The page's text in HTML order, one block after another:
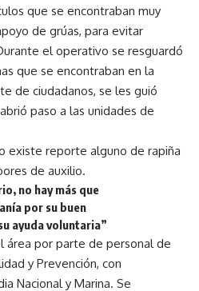
que se encontraban muy
de grúas, para evitar
el operativo se resguardó
que se encontraban en la
de ciudadanos, se les guió
paso a las unidades de
existe reporte alguno de rapiña
de auxilio.
no hay más que
por su buen
ayuda voluntaria”
área por parte de personal de
y Prevención, con
Nacional y Marina. Se